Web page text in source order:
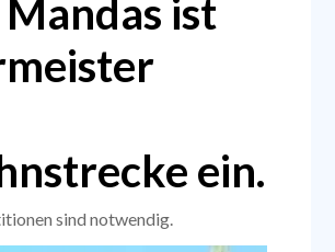
ist
ein.
sind notwendig.